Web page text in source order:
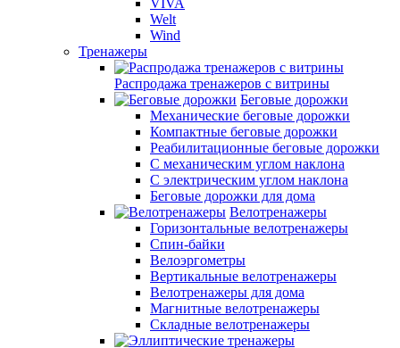
VIVA
Welt
Wind
Тренажеры
Распродажа тренажеров с витрины
Беговые дорожки
Механические беговые дорожки
Компактные беговые дорожки
Реабилитационные беговые дорожки
С механическим углом наклона
С электрическим углом наклона
Беговые дорожки для дома
Велотренажеры
Горизонтальные велотренажеры
Спин-байки
Велоэргометры
Вертикальные велотренажеры
Велотренажеры для дома
Магнитные велотренажеры
Складные велотренажеры